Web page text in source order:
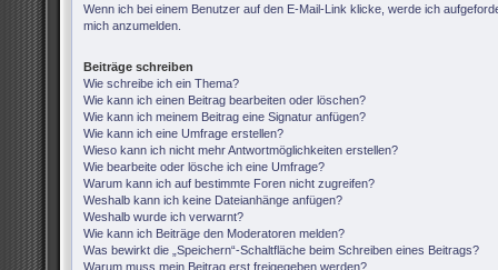
Wenn ich bei einem Benutzer auf den E-Mail-Link klicke, werde ich
mich anzumelden.
Beiträge schreiben
Wie schreibe ich ein Thema?
Wie kann ich einen Beitrag bearbeiten oder löschen?
Wie kann ich meinem Beitrag eine Signatur anfügen?
Wie kann ich eine Umfrage erstellen?
Wieso kann ich nicht mehr Antwortmöglichkeiten erstellen?
Wie bearbeite oder lösche ich eine Umfrage?
Warum kann ich auf bestimmte Foren nicht zugreifen?
Weshalb kann ich keine Dateianhänge anfügen?
Weshalb wurde ich verwarnt?
Wie kann ich Beiträge den Moderatoren melden?
Was bewirkt die „Speichern“-Schaltfläche beim Schreiben eines Beitrags?
Warum muss mein Beitrag erst freigegeben werden?